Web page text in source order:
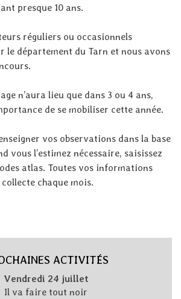
presque 10 ans.
réguliers ou occasionnels
le département du Tarn et nous avons
n’aura lieu que dans 3 ou 4 ans,
de se mobiliser cette année.
vos observations dans la base
vous l’estimez nécessaire, saisissez
atlas. Toutes vos informations
chaque mois.
ACTIVITÉS
Vendredi 24 juillet
Il va faire tout noir